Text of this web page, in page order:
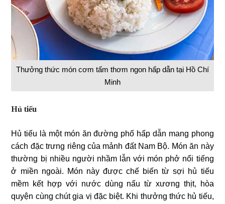
Thưởng thức món cơm tấm thơm ngon hấp dẫn tại Hồ Chí
Minh
Hủ tiếu
Hủ tiếu là một món ăn đường phố hấp dẫn mang phong
cách đặc trưng riêng của mảnh đất Nam Bộ. Món ăn này
thường bị nhiều người nhầm lẫn với món phở nổi tiếng
ở miền ngoài. Món này được chế biến từ sợi hủ tiếu
mềm kết hợp với nước dùng nấu từ xương thịt, hòa
quyện cùng chút gia vị đặc biệt. Khi thưởng thức hủ tiếu,